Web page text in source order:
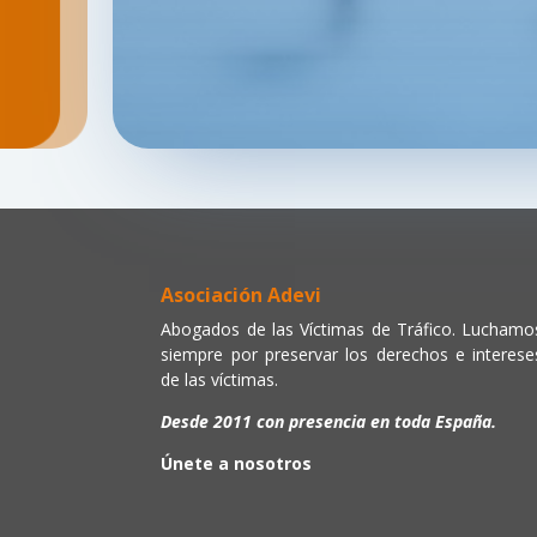
Asociación Adevi
Abogados de las Víctimas de Tráfico.
siempre por preservar los derechos e
de las víctimas.
Desde 2011 con presencia en toda España.
Únete a nosotros